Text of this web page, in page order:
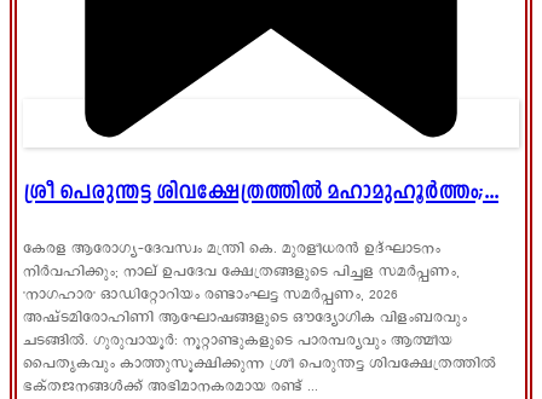
ശ്രീ പെരുന്തട്ട ശിവക്ഷേത്രത്തിൽ മഹാമുഹൂർത്തം;...
കേരള ആരോഗ്യ-ദേവസ്വം മന്ത്രി കെ. മുരളീധരൻ ഉദ്ഘാടനം
നിർവഹിക്കും; നാല് ഉപദേവ ക്ഷേത്രങ്ങളുടെ പിച്ചള സമർപ്പണം,
'നാഗഹാര' ഓഡിറ്റോറിയം രണ്ടാംഘട്ട സമർപ്പണം, 2026
അഷ്ടമിരോഹിണി ആഘോഷങ്ങളുടെ ഔദ്യോഗിക വിളംബരവും
ചടങ്ങിൽ. ഗുരുവായൂർ: നൂറ്റാണ്ടുകളുടെ പാരമ്പര്യവും ആത്മീയ
പൈതൃകവും കാത്തുസൂക്ഷിക്കുന്ന ശ്രീ പെരുന്തട്ട ശിവക്ഷേത്രത്തിൽ
ഭക്തജനങ്ങൾക്ക് അഭിമാനകരമായ രണ്ട് ...